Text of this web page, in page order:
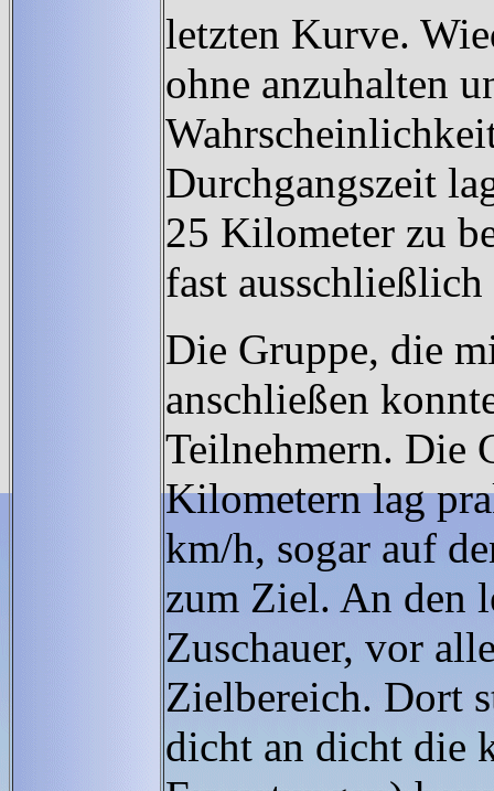
letzten Kurve.
ohne anzuhalten
Durchgangszeit
25 Kilometer zu
fast
Die Gruppe, die
anschließen
Teilnehmern. Die
Kilometern lag
km/h, sogar auf
zum Ziel. An den
Zuschauer, vor
Zielbereich. Dort
dicht an dicht die